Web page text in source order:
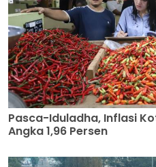
Pasca-Iduladha, Inflasi
Angka 1,96 Persen